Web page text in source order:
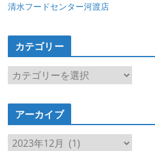
清水フードセンター河渡店
カテゴリー
カ
ゴ
ー
アーカイブ
ア